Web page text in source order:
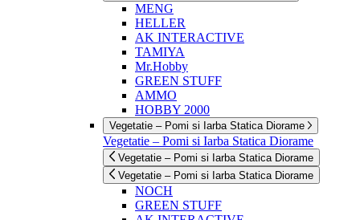
MENG
HELLER
AK INTERACTIVE
TAMIYA
Mr.Hobby
GREEN STUFF
AMMO
HOBBY 2000
Vegetatie – Pomi si Iarba Statica Diorame
Vegetatie – Pomi si Iarba Statica Diorame
Vegetatie – Pomi si Iarba Statica Diorame
Vegetatie – Pomi si Iarba Statica Diorame
NOCH
GREEN STUFF